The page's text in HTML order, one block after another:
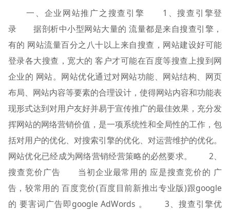
一、企业网站推广之搜查引擎 1、搜查引擎登
录 据剖析中小型网站大量的 流量都是来自搜查引擎，
有的 网站流量百分之八十以上来自搜查，网站建设好可能
登录各大搜查，宽大的 客户才可能在百度等搜查上搜到网
企业的 网站。网站优化通过对网站功能、网站结构、网页
布局、网站内容等要素的合理设计，使得网站内容和功能表
现形式达到对用户友好并易于宣传推广的最佳效果，充分发
挥网站的网络营销价值，是一项系统性和全局性的工作，包
括对用户的优化、对搜索引擎的优化、对运营维护的优化。
网站优化已经成为网络营销经营策略的必然要求。 2、
搜查竞价广告 当初企业最常用的 应是搜查竞价的 广
告，较常用的 百度竞价(百度目前新推出专业版)跟google
的 要害词广告即google AdWords 。 3、搜查引擎优